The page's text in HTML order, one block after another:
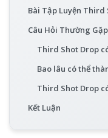
Bài Tập Luyện Third
Câu Hỏi Thường Gặp
Third Shot Drop
Bao lâu có thể
Third Shot Drop
Kết Luận